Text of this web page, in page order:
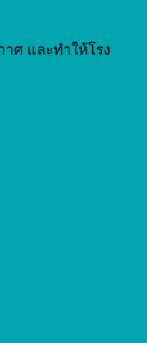
ศ และทำให้โรง